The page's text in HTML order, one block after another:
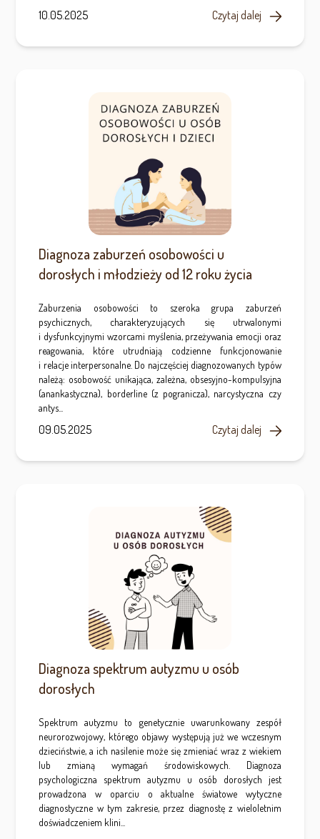
10.05.2025 Czytaj dalej
Diagnoza zaburzeń osobowości u
dorosłych i młodzieży od 12 roku życia
Zaburzenia osobowości to szeroka grupa zaburzeń
psychicznych, charakteryzujących się utrwalonymi
i dysfunkcyjnymi wzorcami myślenia, przeżywania emocji oraz
reagowania, które utrudniają codzienne funkcjonowanie
i relacje interpersonalne. Do najczęściej diagnozowanych typów
należą: osobowość unikająca, zależna, obsesyjno-kompulsyjna
(anankastyczna), borderline (z pogranicza), narcystyczna czy
antys...
09.05.2025 Czytaj dalej
Diagnoza spektrum autyzmu u osób
dorosłych
Spektrum autyzmu to genetycznie uwarunkowany zespół
neurorozwojowy, którego objawy występują już we wczesnym
dzieciństwie, a ich nasilenie może się zmieniać wraz z wiekiem
lub zmianą wymagań środowiskowych. Diagnoza
psychologiczna spektrum autyzmu u osób dorosłych jest
prowadzona w oparciu o aktualne światowe wytyczne
diagnostyczne w tym zakresie, przez diagnostę z wieloletnim
doświadczeniem klini...